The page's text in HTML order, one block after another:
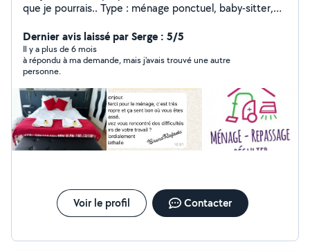
que je pourrais.. Type : ménage ponctuel, baby-sitter,
repas, aide au coucher ou au lever.. et d'autres choses
si je le peut. Pour le ménage régulier ou pas. Gros
ménage de printemps ou après une fête. Mes
disponibilités sont à voir ensemble par message Si vous
avez besoins hésitez pas à me contactez en message
privée. N'oublier surtout pas de me préciser votre
demande, je vous répondrais le plus rapidement. Si vous
préférez vous pouvez toujours me contacter par mail :
brunarafaela.frds @ gml . Com J'ai le permis je peut me
Dernier avis laissé par Serge : 5/5
Il y a plus de 6 mois
à répondu à ma demande, mais j'avais trouvé une autre
personne.
Voir le profil Contacter